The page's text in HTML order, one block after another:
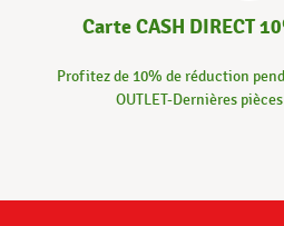
Carte CASH DIRECT
Profitez de 10% de réduction
OUTLET-Dernières